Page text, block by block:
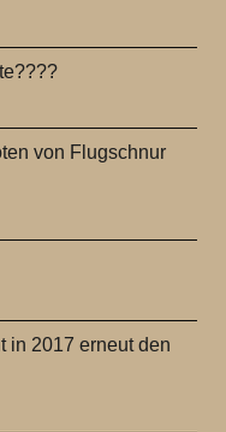
von Flugschnur
in 2017 erneut den